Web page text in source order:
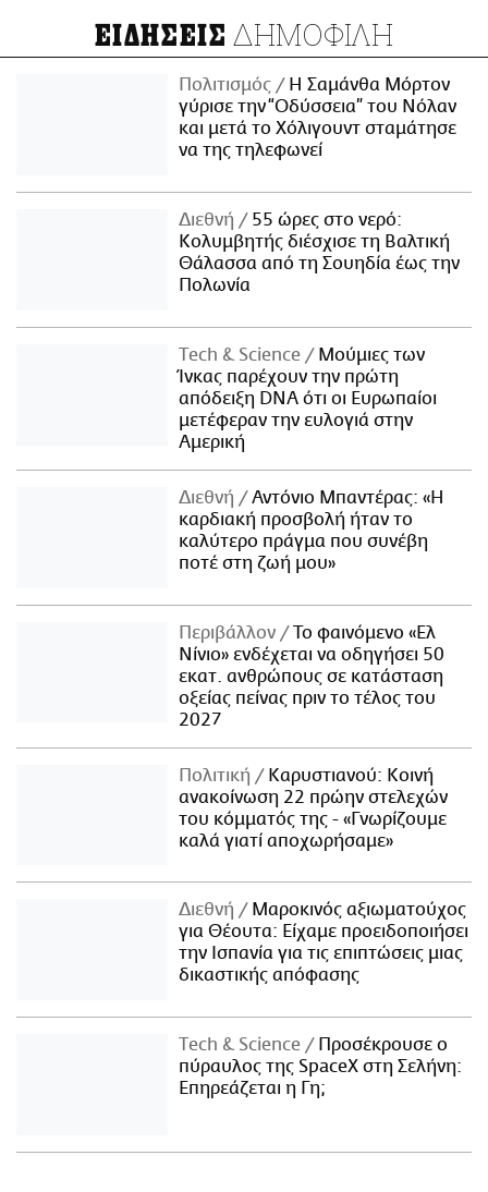
ΕΙΔΗΣΕΙΣ ΔΗΜΟΦΙΛΗ
Πολιτισμός
Η Σαμάνθα Μόρτον
γύρισε την “Οδύσσεια” του Νόλαν
και μετά το Χόλιγουντ σταμάτησε
να της τηλεφωνεί
Διεθνή
55 ώρες στο νερό:
Κολυμβητής διέσχισε τη Βαλτική
Θάλασσα από τη Σουηδία έως την
Πολωνία
Τech & Science
Μούμιες των
Ίνκας παρέχουν την πρώτη
απόδειξη DNA ότι οι Ευρωπαίοι
μετέφεραν την ευλογιά στην
Αμερική
Διεθνή
Αντόνιο Μπαντέρας: «Η
καρδιακή προσβολή ήταν το
καλύτερο πράγμα που συνέβη
ποτέ στη ζωή μου»
Περιβάλλον
Το φαινόμενο «Ελ
Νίνιο» ενδέχεται να οδηγήσει 50
εκατ. ανθρώπους σε κατάσταση
οξείας πείνας πριν το τέλος του
2027
Πολιτική
Καρυστιανού: Κοινή
ανακοίνωση 22 πρώην στελεχών
του κόμματός της - «Γνωρίζουμε
καλά γιατί αποχωρήσαμε»
Διεθνή
Μαροκινός αξιωματούχος
για Θέουτα: Είχαμε προειδοποιήσει
την Ισπανία για τις επιπτώσεις μιας
δικαστικής απόφασης
Τech & Science
Προσέκρουσε ο
πύραυλος της SpaceX στη Σελήνη:
Επηρεάζεται η Γη;